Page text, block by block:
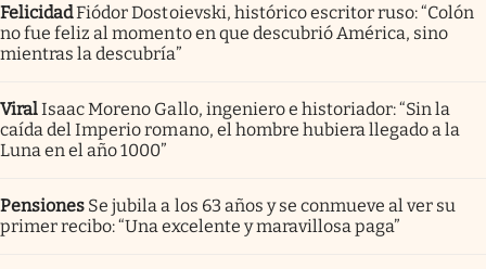
FelicidadFiódor Dostoievski, histórico escritor ruso: “Colón
no fue feliz al momento en que descubrió América, sino
mientras la descubría”
ViralIsaac Moreno Gallo, ingeniero e historiador: “Sin la
caída del Imperio romano, el hombre hubiera llegado a la
Luna en el año 1000”
Pensiones Se jubila a los 63 años y se conmueve al ver su
primer recibo: “Una excelente y maravillosa paga”